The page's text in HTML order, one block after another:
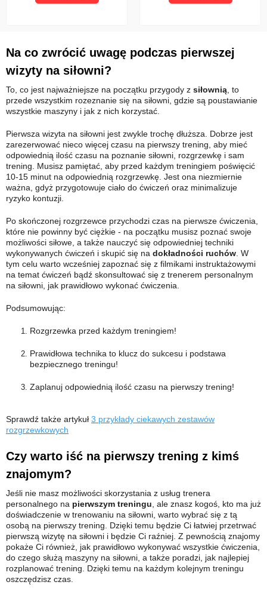
Na co zwrócić uwagę podczas pierwszej
wizyty na siłowni?
To, co jest najważniejsze na początku przygody z siłownią , to
przede wszystkim rozeznanie się na siłowni, gdzie są poustawianie
wszystkie maszyny i jak z nich korzystać.
Pierwsza wizyta na siłowni jest zwykle trochę dłuższa. Dobrze jest
zarezerwować nieco więcej czasu na pierwszy trening, aby mieć
odpowiednią ilość czasu na poznanie siłowni, rozgrzewkę i sam
trening. Musisz pamiętać, aby przed każdym treningiem poświęcić
10-15 minut na odpowiednią rozgrzewkę. Jest ona niezmiernie
ważna, gdyż przygotowuje ciało do ćwiczeń oraz minimalizuje
ryzyko kontuzji.
Po skończonej rozgrzewce przychodzi czas na pierwsze ćwiczenia,
które nie powinny być ciężkie - na początku musisz poznać swoje
możliwości siłowe, a także nauczyć się odpowiedniej techniki
wykonywanych ćwiczeń i skupić się na dokładności ruchów . W
tym celu warto wcześniej zapoznać się z filmikami instruktażowymi
na temat ćwiczeń bądź skonsultować się z trenerem personalnym
na siłowni, jak prawidłowo wykonać ćwiczenia.
Podsumowując:
Rozgrzewka przed każdym treningiem!
Prawidłowa technika to klucz do sukcesu i podstawa
bezpiecznego treningu!
Zaplanuj odpowiednią ilość czasu na pierwszy trening!
Sprawdź także artykuł 3 przykłady ciekawych zestawów
rozgrzewkowych
Czy warto iść na pierwszy trening z kimś
znajomym?
Jeśli nie masz możliwości skorzystania z usług trenera
personalnego na pierwszym treningu , ale znasz kogoś, kto ma już
doświadczenie w trenowaniu na siłowni, warto wybrać się z tą
osobą na pierwszy trening. Dzięki temu będzie Ci łatwiej przetrwać
pierwszą wizytę na siłowni i będzie Ci raźniej. Z pewnością znajomy
pokaże Ci również, jak prawidłowo wykonywać wszystkie ćwiczenia,
do czego służą maszyny na siłowni, a także poradzi, jak najlepiej
rozplanować trening. Dzięki temu na każdym kolejnym treningu
oszczędzisz czas.